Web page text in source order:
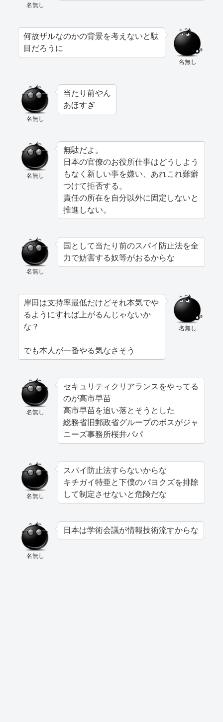
名無し
名無し
何故ザルなのかの背景を考えないと駄
目だろうに
名無し
当たり前やん
あほすぎ
名無し
無駄だよ。
日本の官僚のお役所仕事はどうしよう
もなく新しい事を嫌い、あれこれ難癖
つけて拒否する。
責任の所在を自分以外に固定しないと
推進しない。
名無し
国として当たり前のスパイ防止法を全
力で妨害する奴等がおるからな
名無し
岸田は支持率最低だけどそれ本気でや
るようにすれば上がるんじゃないか
な？
でも本人が一番やる気なさそう
名無し
セキュリティクリアランスをやってる
のが高市早苗
高市早苗を追い落とそうとした
総務省旧郵政省グループのボスがジャ
ニーズ事務所桜井パパ
名無し
スパイ防止法すらないからな
キチガイ特亜と下僕のパヨクズを排除
して制定させないと危険だな
名無し
日本は学術会議が情報技術流すからな